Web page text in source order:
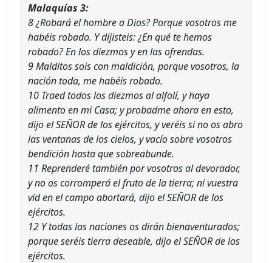
Malaquías 3:
8 ¿Robará el hombre a Dios? Porque vosotros me
habéis robado. Y dijisteis: ¿En qué te hemos
robado? En los diezmos y en las ofrendas.
9 Malditos sois con maldición, porque vosotros, la
nación toda, me habéis robado.
10 Traed todos los diezmos al alfolí, y haya
alimento en mi Casa; y probadme ahora en esto,
dijo el SEÑOR de los ejércitos, y veréis si no os abro
las ventanas de los cielos, y vacío sobre vosotros
bendición hasta que sobreabunde.
11 Reprenderé también por vosotros al devorador,
y no os corromperá el fruto de la tierra; ni vuestra
vid en el campo abortará, dijo el SEÑOR de los
ejércitos.
12 Y todas las naciones os dirán bienaventurados;
porque seréis tierra deseable, dijo el SEÑOR de los
ejércitos.